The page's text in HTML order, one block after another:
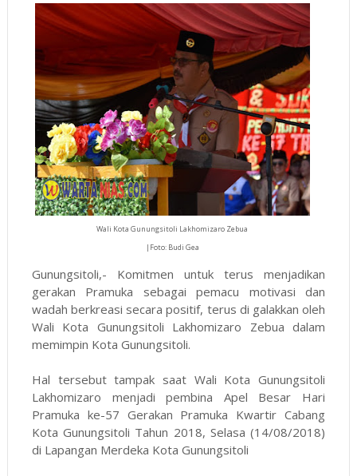
Wali Kota Gunungsitoli Lakhomizaro Zebua
|Foto: Budi Gea
Gunungsitoli,- Komitmen untuk terus menjadikan
gerakan Pramuka sebagai pemacu motivasi dan
wadah berkreasi secara positif, terus di galakkan oleh
Wali Kota Gunungsitoli Lakhomizaro Zebua dalam
memimpin Kota Gunungsitoli.
Hal tersebut tampak saat Wali Kota Gunungsitoli
Lakhomizaro menjadi pembina Apel Besar Hari
Pramuka ke-57 Gerakan Pramuka Kwartir Cabang
Kota Gunungsitoli Tahun 2018, Selasa (14/08/2018)
di Lapangan Merdeka Kota Gunungsitoli